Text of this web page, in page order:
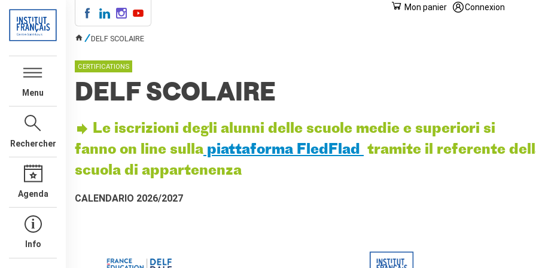
Menu
Rechercher
Agenda
Info
CENTRE SAINT-LOUIS
INFOS PRATIQUES
COURS DE FRANÇAIS
collectifs pour adultes
entreprises/institutions
en auto-apprentissage
CERTIFICATIONS
Mon panier Connexion
DELF SCOLAIRE
CERTIFICATIONS
DELF SCOLAIRE
Le iscrizioni degli alunni delle scuole medie e superiori si
fanno on line sulla piattaforma FledFlad tramite il referente
scuola di appartenenza
CALENDARIO 2026/2027